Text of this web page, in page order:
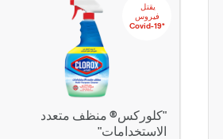
يقتل‬ ‫‫‫‫‏‫
‬‫فيروس
‏*‫Covid-19
"كلوركس® منظف متعدد
الاستخدامات"